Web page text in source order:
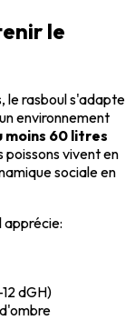
le
le rasboul s'adapte
environnement
moins 60 litres
vivent en
sociale en
apprécie:
dGH)